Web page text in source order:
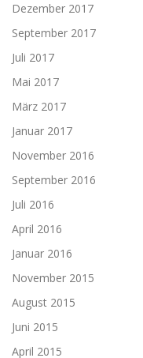
Dezember 2017
September 2017
Juli 2017
Mai 2017
März 2017
Januar 2017
November 2016
September 2016
Juli 2016
April 2016
Januar 2016
November 2015
August 2015
Juni 2015
April 2015